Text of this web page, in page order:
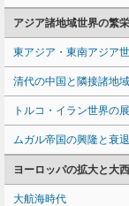
アジア諸地域世界の繁
東アジア・東南アジア
清代の中国と隣接諸地
トルコ・イラン世界の
ムガル帝国の興隆と衰退
ヨーロッパの拡大と大
大航海時代